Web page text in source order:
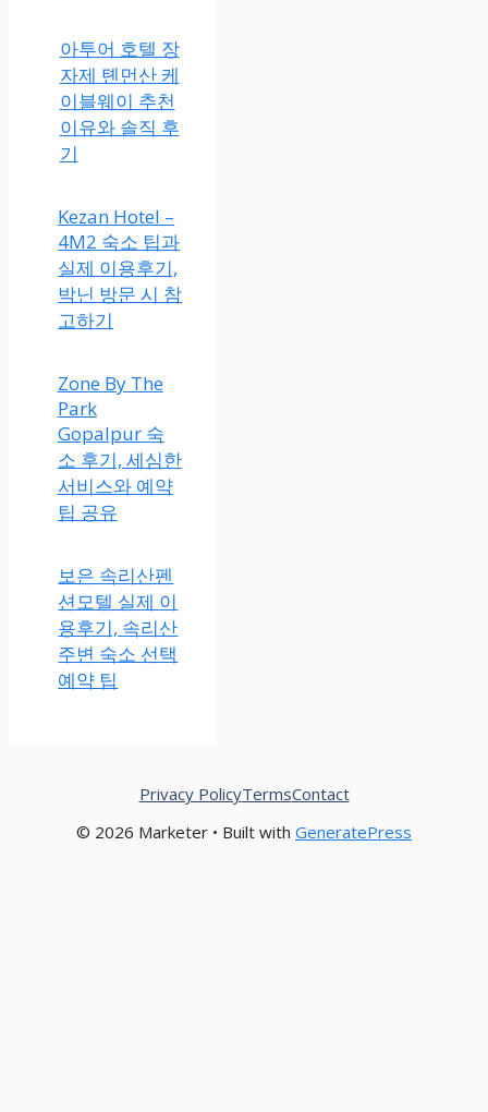
아투어 호텔 장
자제 톈먼산 케
이블웨이 추천
이유와 솔직 후
기
Kezan Hotel –
4M2 숙소 팁과
실제 이용후기,
박닌 방문 시 참
고하기
Zone By The
Park
Gopalpur 숙
소 후기, 세심한
서비스와 예약
팁 공유
보은 속리산펜
션모텔 실제 이
용후기, 속리산
주변 숙소 선택
예약 팁
© 2026 Marketer • Built with GeneratePress
Privacy PolicyTermsContact